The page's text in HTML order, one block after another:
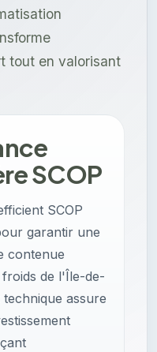
tout en valorisant
SCOP
SCOP
garantir une
contenue
de l'Île-de-
assure